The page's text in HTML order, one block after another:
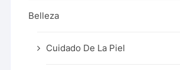
Belleza
Cuidado De La Piel